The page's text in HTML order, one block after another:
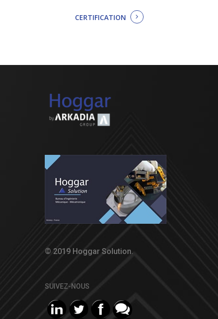
CERTIFICATION
© 2019 Hoggar Solution.
SUIVEZ-NOUS